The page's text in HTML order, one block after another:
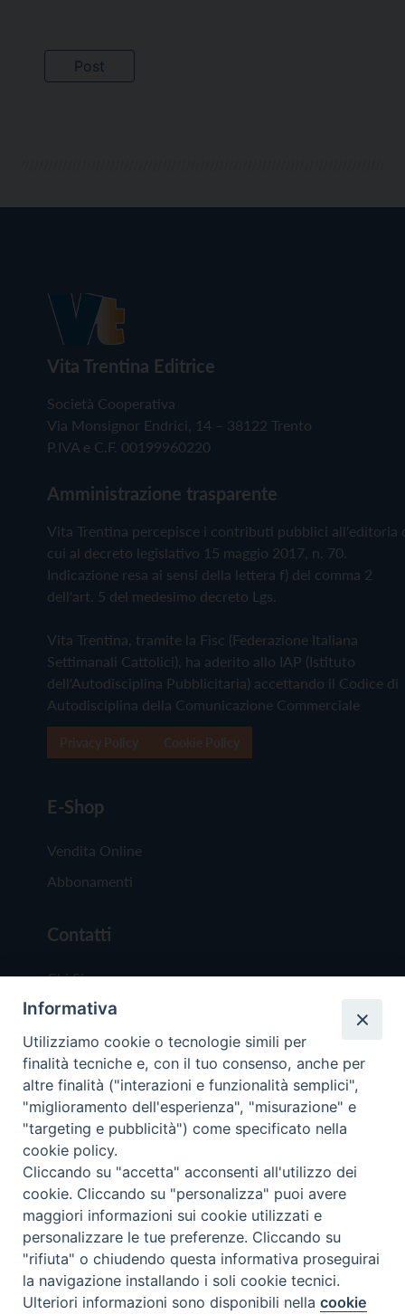
Vita Trentina Editrice
Società Cooperativa
Via Monsignor Endrici, 14 – 38122 Trento
P.IVA e C.F. 00199960220
Amministrazione trasparente
Vita Trentina percepisce i contributi pubblici all'editoria
cui al decreto legislativo 15 maggio 2017, n. 70.
Indicazione resa ai sensi della lettera f) del comma 2
dell'art. 5 del medesimo decreto Lgs.
Vita Trentina, tramite la Fisc (Federazione Italiana
Settimanali Cattolici), ha aderito allo IAP (Istituto
dell'Autodisciplina Pubblicitaria) accettando il Codice di
Autodisciplina della Comunicazione Commerciale
E-Shop
Vendita Online
Abbonamenti
Contatti
Chi Siamo
Redazione
Scrivici
Copyright © 2019 - Tutti i diritti riservati - Vita
Trentina Editrice
Privacy Policy
Torna
Preferenze Cookie
Informativa
Utilizziamo cookie o tecnologie simili per
finalità tecniche e, con il tuo consenso, anche per
altre finalità ("interazioni e funzionalità semplici",
"miglioramento dell'esperienza", "misurazione" e
"targeting e pubblicità") come specificato nella
cookie policy.
Cliccando su "accetta" acconsenti all'utilizzo dei
cookie. Cliccando su "personalizza" puoi avere
maggiori informazioni sui cookie utilizzati e
personalizzare le tue preferenze. Cliccando su
"rifiuta" o chiudendo questa informativa proseguirai
la navigazione installando i soli cookie tecnici.
Ulteriori informazioni sono disponibili nellacookie